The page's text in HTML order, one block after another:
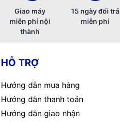
Giao máy
miễn phí nội
thành
15 ngày đổi trả
miễn phí
HỖ TRỢ
Hướng dẫn mua hàng
Hướng dẫn thanh toán
Hướng dẫn giao nhận